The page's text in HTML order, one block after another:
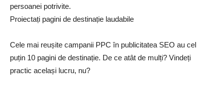
persoanei potrivite.
Proiectați pagini de destinație laudabile
Cele mai reușite campanii PPC în publicitatea SEO au cel
puțin 10 pagini de destinație. De ce atât de mulți? Vindeți
practic același lucru, nu?